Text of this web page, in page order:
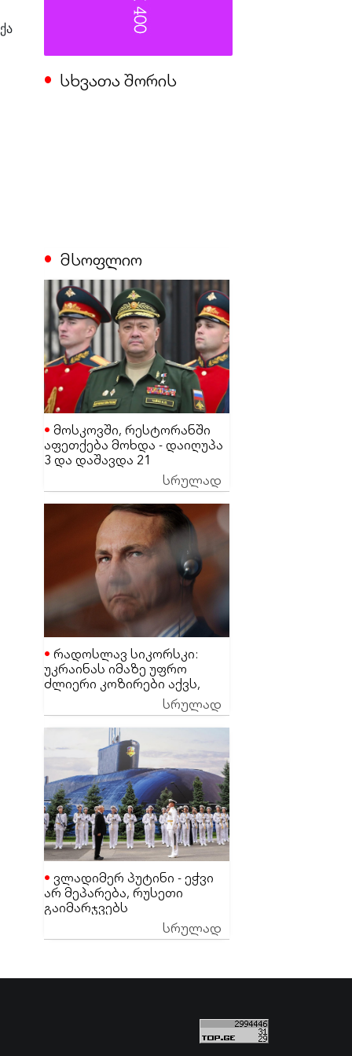
სხვათა შორის
მსოფლიო
მოსკოვში, რესტორანში
აფეთქება მოხდა - დაიღუპა
3 და დაშავდა 21
მაღალჩინოსანი სამხედრო
პირი
სრულად
რადოსლავ სიკორსკი:
უკრაინას იმაზე უფრო
ძლიერი კოზირები აქვს,
ვიდრე დონალდ ტრამპს
ეგონა
სრულად
ვლადიმერ პუტინი - ეჭვი
არ მეპარება, რუსეთი
გაიმარჯვებს
სრულად